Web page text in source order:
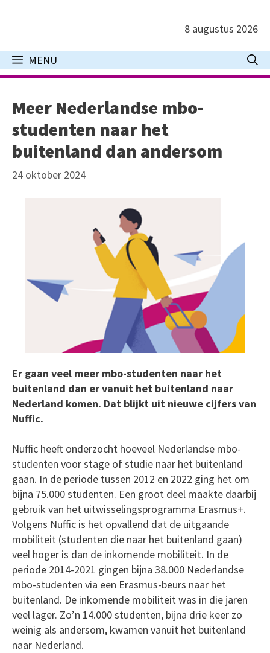
inhoud
8 augustus 2026
MENU
Meer Nederlandse mbo-
studenten naar het
buitenland dan andersom
24 oktober 2024
Er gaan veel meer mbo-studenten naar het
buitenland dan er vanuit het buitenland naar
Nederland komen. Dat blijkt uit nieuwe cijfers van
Nuffic.
Nuffic heeft onderzocht hoeveel Nederlandse mbo-
studenten voor stage of studie naar het buitenland
gaan. In de periode tussen 2012 en 2022 ging het om
bijna 75.000 studenten. Een groot deel maakte daarbij
gebruik van het uitwisselingsprogramma Erasmus+.
Volgens Nuffic is het opvallend dat de uitgaande
mobiliteit (studenten die naar het buitenland gaan)
veel hoger is dan de inkomende mobiliteit. In de
periode 2014-2021 gingen bijna 38.000 Nederlandse
mbo-studenten via een Erasmus-beurs naar het
buitenland. De inkomende mobiliteit was in die jaren
veel lager. Zo’n 14.000 studenten, bijna drie keer zo
weinig als andersom, kwamen vanuit het buitenland
naar Nederland.